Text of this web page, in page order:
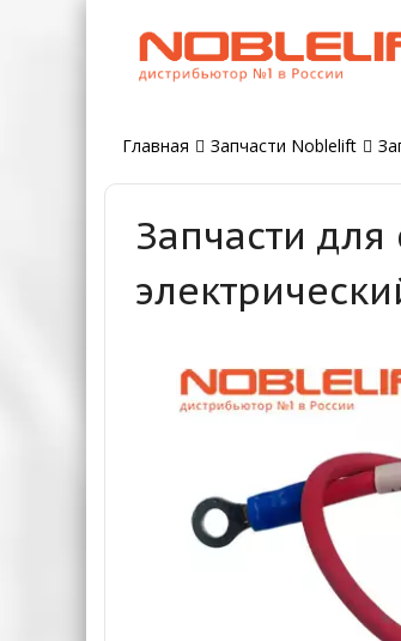
Главная Запчасти Noblelift
Запчасти